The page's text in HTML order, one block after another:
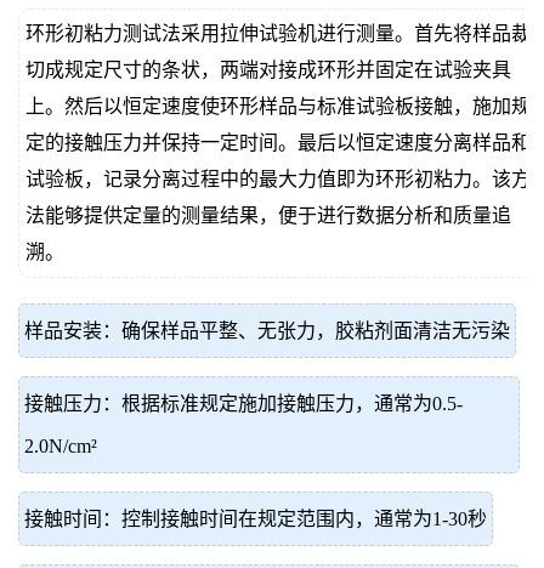
环形初粘力测试法采用拉伸试验机进行测量。首先将样品裁
切成规定尺寸的条状，两端对接成环形并固定在试验夹具
上。然后以恒定速度使环形样品与标准试验板接触，施加规
定的接触压力并保持一定时间。最后以恒定速度分离样品和
试验板，记录分离过程中的最大力值即为环形初粘力。该方
法能够提供定量的测量结果，便于进行数据分析和质量追
溯。
样品安装：确保样品平整、无张力，胶粘剂面清洁无污染
接触压力：根据标准规定施加接触压力，通常为0.5-
2.0N/cm²
接触时间：控制接触时间在规定范围内，通常为1-30秒